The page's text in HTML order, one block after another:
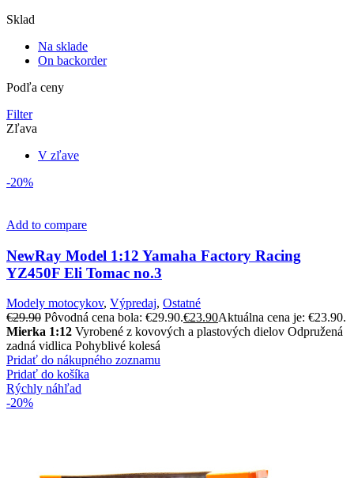
Sklad
Na sklade
On backorder
Podľa ceny
Filter
Zľava
V zľave
-20%
Add to compare
NewRay Model 1:12 Yamaha Factory Racing
YZ450F Eli Tomac no.3
Modely motocykov, Výpredaj, Ostatné
€29.90 Pôvodná cena bola: €29.90.€23.90Aktuálna cena je: €23.90.
Mierka 1:12 Vyrobené z kovových a plastových dielov Odpružená
zadná vidlica Pohyblivé kolesá
Pridať do nákupného zoznamu
Pridať do košíka
Rýchly náhľad
-20%